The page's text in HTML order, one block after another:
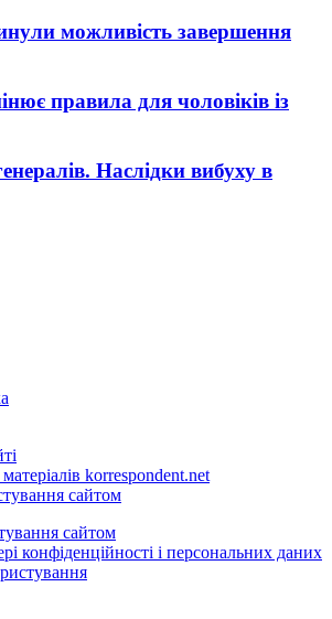
можливість завершення
правила для чоловіків із
Наслідки вибуху в
korrespondent.net
сайтом
сайтом
конфіденційності і персональних даних